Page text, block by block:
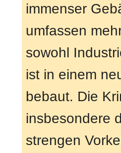
immenser
umfassen
sowohl
ist in einem
bebaut. Die
insbesondere
strengen